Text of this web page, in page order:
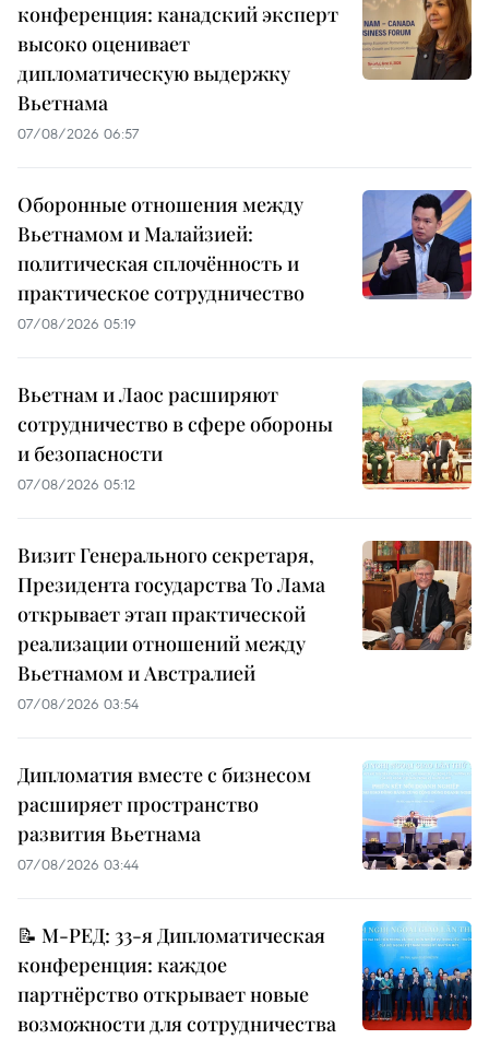
конференция: канадский эксперт
высоко оценивает
дипломатическую выдержку
Вьетнама
07/08/2026 06:57
Оборонные отношения между
Вьетнамом и Малайзией:
политическая сплочённость и
практическое сотрудничество
07/08/2026 05:19
Вьетнам и Лаос расширяют
сотрудничество в сфере обороны
и безопасности
07/08/2026 05:12
Визит Генерального секретаря,
Президента государства То Лама
открывает этап практической
реализации отношений между
Вьетнамом и Австралией
07/08/2026 03:54
Дипломатия вместе с бизнесом
расширяет пространство
развития Вьетнама
07/08/2026 03:44
📝 М-РЕД: 33-я Дипломатическая
конференция: каждое
партнёрство открывает новые
возможности для сотрудничества